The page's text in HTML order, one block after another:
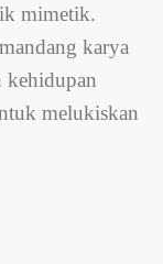
mimetik.
karya
kehidupan
melukiskan